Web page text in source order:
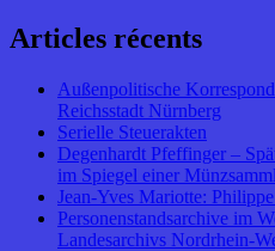
Articles récents
Außenpolitische
Reichsstadt Nürnberg
Serielle Steuerakten
Degenhardt Pfeffinger –
im Spiegel einer
Jean-Yves Mariotte:
Personenstandsarchive im
Landesarchivs Nordrhein-